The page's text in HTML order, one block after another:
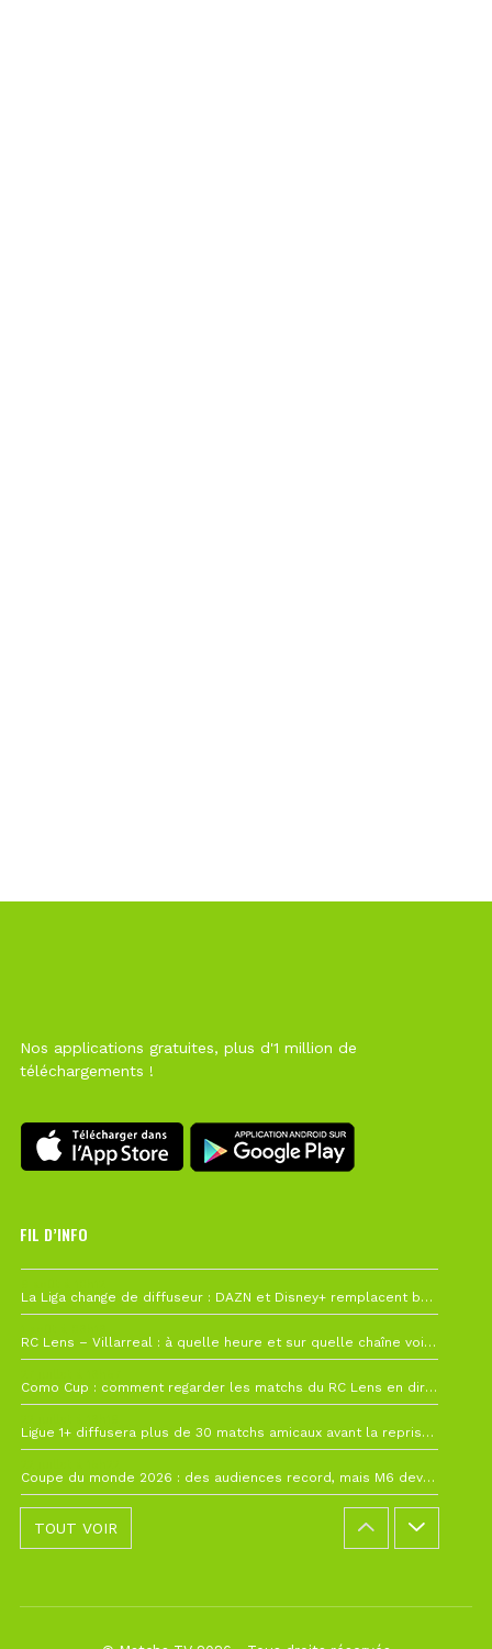
Nos applications gratuites, plus d'1 million de
téléchargements !
FIL D’INFO
La Liga change de diffuseur : DAZN et Disney+ remplacent beIN Sports !
RC Lens – Villarreal : à quelle heure et sur quelle chaîne voir la finale de la Como Cup ?
Como Cup : comment regarder les matchs du RC Lens en direct ?
Ligue 1+ diffusera plus de 30 matchs amicaux avant la reprise de la Ligue 1
Coupe du monde 2026 : des audiences record, mais M6 devrait perdre très gros !
TOUT VOIR